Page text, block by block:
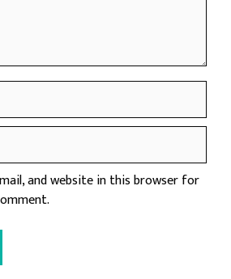
and website in this browser for